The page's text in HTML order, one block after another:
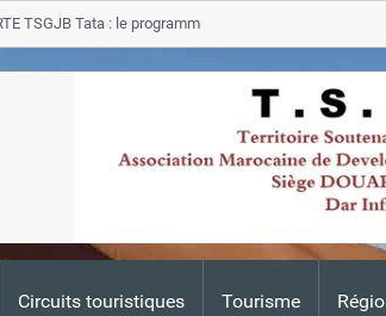
Circuits touristiques Tourisme
Tata : le programme de rehabilitation post-
zones sinistrees